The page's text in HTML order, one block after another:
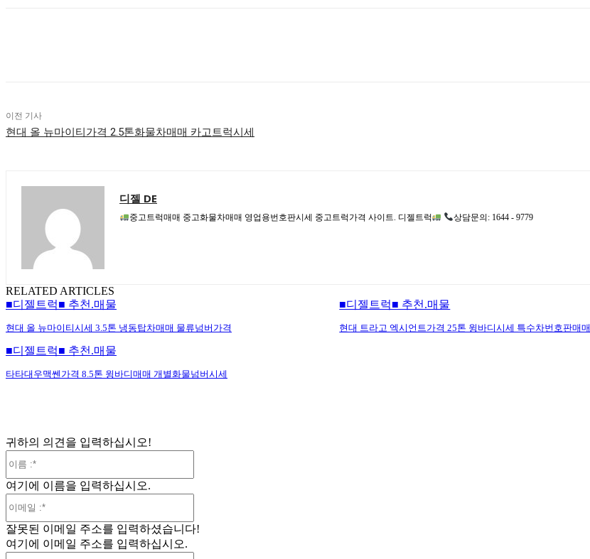
이전 기사
현대 올 뉴마이티가격 2.5톤화물차매매 카고트럭시세
디젤 DE
중고트럭매매 중고화물차매매 영업용번호판시세 중고트럭가격 사이트. 디젤트럭 상담문의: 1644 - 9779
RELATED ARTICLES
■디젤트럭■ 추천.매물
현대 올 뉴마이티시세 3.5톤 냉동탑차매매 물류넘버가격
■디젤트럭■ 추천.매물
현대 트라고 엑시언트가격 25톤 윙바디시세 특수차번호판매매
■디젤트럭■ 추천.매물
타타대우맥쎈가격 8.5톤 윙바디매매 개별화물넘버시세
귀하의 의견을 입력하십시오!
여기에 이름을 입력하십시오.
일
잘못된 이메일 주소를 입력하셨습니다!
여기에 이메일 주소를 입력하십시오.